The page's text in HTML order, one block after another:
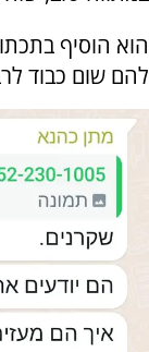
להם שום כבוד